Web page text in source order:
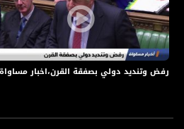
رفض وتنديد دولي بصفقة القرن،اخبار مساواة ،31.01.2020،قناة مساواة